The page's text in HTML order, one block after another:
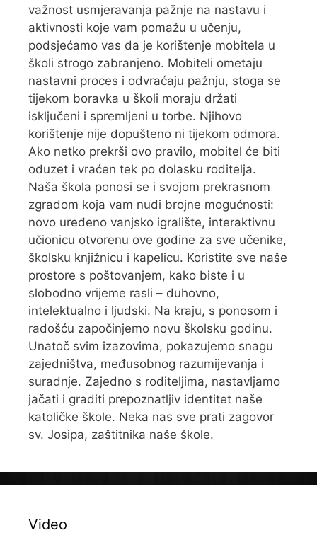
važnost usmjeravanja pažnje na nastavu i
aktivnosti koje vam pomažu u učenju,
podsjećamo vas da je korištenje mobitela u
školi strogo zabranjeno. Mobiteli ometaju
nastavni proces i odvraćaju pažnju, stoga se
tijekom boravka u školi moraju držati
isključeni i spremljeni u torbe. Njihovo
korištenje nije dopušteno ni tijekom odmora.
Ako netko prekrši ovo pravilo, mobitel će biti
oduzet i vraćen tek po dolasku roditelja.
Naša škola ponosi se i svojom prekrasnom
zgradom koja vam nudi brojne mogućnosti:
novo uređeno vanjsko igralište, interaktivnu
učionicu otvorenu ove godine za sve učenike,
školsku knjižnicu i kapelicu. Koristite sve naše
prostore s poštovanjem, kako biste i u
slobodno vrijeme rasli – duhovno,
intelektualno i ljudski. Na kraju, s ponosom i
radošću započinjemo novu školsku godinu.
Unatoč svim izazovima, pokazujemo snagu
zajedništva, međusobnog razumijevanja i
suradnje. Zajedno s roditeljima, nastavljamo
jačati i graditi prepoznatljiv identitet naše
katoličke škole. Neka nas sve prati zagovor
sv. Josipa, zaštitnika naše škole.
Video